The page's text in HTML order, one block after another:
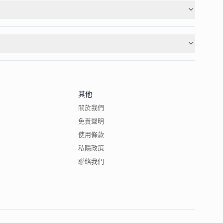
其他
關於我們
免責聲明
使用條款
私隱政策
聯絡我們